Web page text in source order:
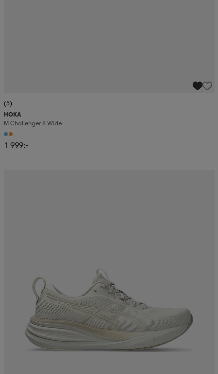
(5)
HOKA
M Challenger 8 Wide
1 999:-